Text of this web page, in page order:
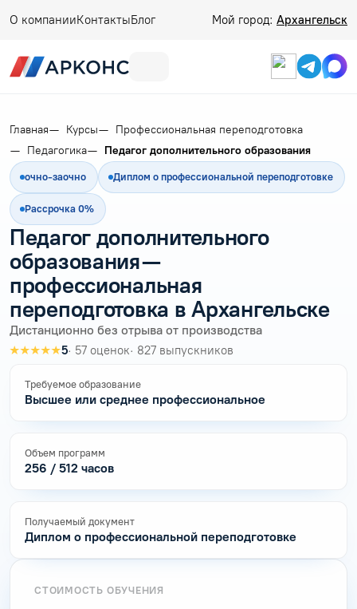
О компанииКонтактыБлог Мой город: Архангельск
Главная Курсы
Профессиональная переподготовка
Педагогика
Педагог дополнительного образования
очно-заочно Диплом о профессиональной переподготовке
Рассрочка 0%
Педагог дополнительного
образования —
профессиональная
переподготовка в Архангельске
Дистанционно без отрыва от производства
★★★★★5· 57 оценок· 827 выпускников
Требуемое образование
Высшее или среднее профессиональное
Объем программ
256 / 512 часов
Получаемый документ
Диплом о профессиональной переподготовке
СТОИМОСТЬ ОБУЧЕНИЯ